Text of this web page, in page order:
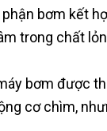
bơm kết
trong chất
bơm được
cơ chìm,